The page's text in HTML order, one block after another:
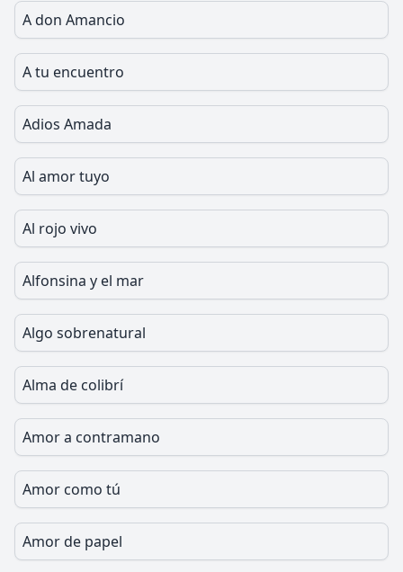
A don Amancio
A tu encuentro
Adios Amada
Al amor tuyo
Al rojo vivo
Alfonsina y el mar
Algo sobrenatural
Alma de colibrí
Amor a contramano
Amor como tú
Amor de papel